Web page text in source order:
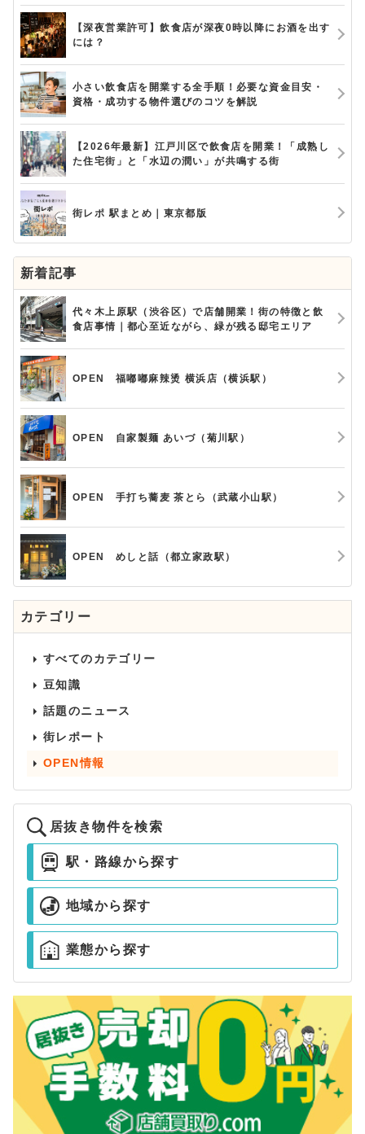
【深夜営業許可】飲食店が深夜0時以降にお酒を出す
には？
小さい飲食店を開業する全手順！必要な資金目安・
資格・成功する物件選びのコツを解説
【2026年最新】江戸川区で飲食店を開業！「成熟し
た住宅街」と「水辺の潤い」が共鳴する街
街レポ 駅まとめ｜東京都版
新着記事
代々木上原駅（渋谷区）で店舗開業！街の特徴と飲
食店事情｜都心至近ながら、緑が残る邸宅エリア
OPEN 福嘟嘟麻辣烫 横浜店（横浜駅）
OPEN 自家製麺 あいづ（菊川駅）
OPEN 手打ち蕎麦 茶とら（武蔵小山駅）
OPEN めしと話（都立家政駅）
カテゴリー
すべてのカテゴリー
豆知識
話題のニュース
街レポート
OPEN情報
居抜き物件を検索
駅・路線から探す
地域から探す
業態から探す